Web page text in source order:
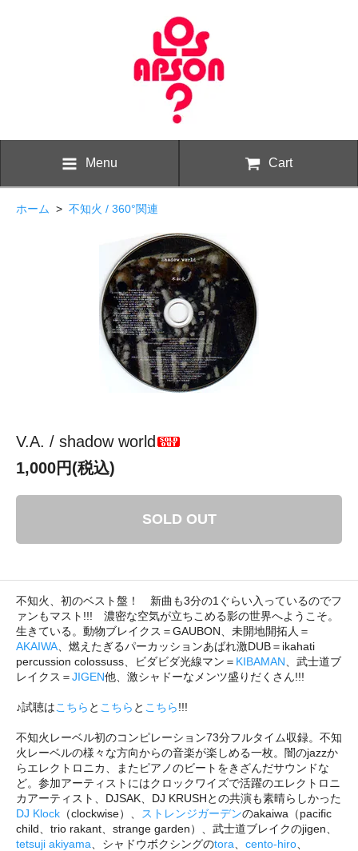
Menu Cart
ホーム > 不知火 / 360°関連
V.A. / shadow world
1,000円(税込)
SOLD OUT
不知火、初のベスト盤！ 新曲も3分の1ぐらい入っているのでフ
ァンもマスト!!! 濃密な空気が立ちこめる影の世界へようこそ。
生きている。動物ブレイクス＝GAUBON、未開地開拓人＝
AKAIWA 、燃えたぎるパーカッションあばれ激DUB＝ikahati
percussion colossuss、ビダビダ光線マン＝ KIBAMAN 、武士道ブ
レイクス＝JIGEN他、激シャドーなメンツ盛りだくさん!!!
♪試聴はこちら と こちら と こちら!!!
不知火レーベル初のコンピレーション73分フルタイム収録。不知
火レーベルの様々な方向からの音楽が楽しめる一枚。闇のjazzか
らエレクトロニカ、またピアノのビートをきざんだサウンドな
ど。参加アーティストにはクロックワイズで活躍のエレクトロニ
カアーティスト、DJSAK、DJ KRUSHとの共演も素晴らしかった
DJ Klock （clockwise）、 ストレンジガーデンのakaiwa（pacific
child、trio rakant、strange garden）、武士道ブレイクのjigen、
tetsuji akiyama 、シャドウボクシングのtora cento-hiro